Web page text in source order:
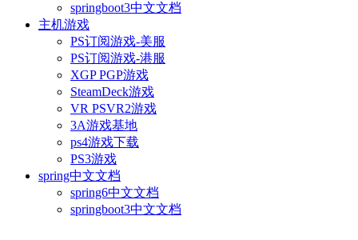
springboot3中文文档
主机游戏
PS订阅游戏-美服
PS订阅游戏-港服
XGP PGP游戏
SteamDeck游戏
VR PSVR2游戏
3A游戏基地
ps4游戏下载
PS3游戏
spring中文文档
spring6中文文档
springboot3中文文档